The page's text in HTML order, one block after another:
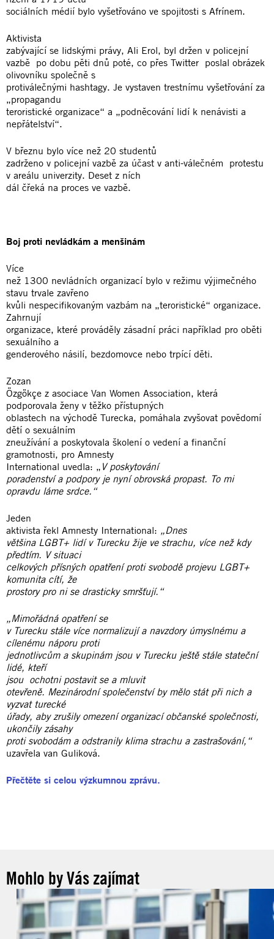
sociálních médií bylo vyšetřováno ve spojitosti s Afrínem.
Aktivista
zabývající se lidskými právy, Ali Erol, byl držen v policejní
vazbě po dobu pěti dnů poté, co přes Twitter poslal obrázek
olivovníku společně s
protiválečnými hashtagy. Je vystaven trestnímu vyšetřování za
„propagandu
teroristické organizace“ a „podněcování lidí k nenávisti a
nepřátelství“.
V březnu bylo více než 20 studentů
zadrženo v policejní vazbě za účast v anti-válečném protestu
v areálu univerzity. Deset z ních
dál čřeká na proces ve vazbě.
Boj proti nevládkám a menšinám
Více
než 1300 nevládních organizací bylo v režimu výjimečného
stavu trvale zavřeno
kvůli nespecifikovaným vazbám na „teroristické“ organizace.
Zahrnují
organizace, které prováděly zásadní práci například pro oběti
sexuálního a
genderového násilí, bezdomovce nebo trpící děti.
Zozan
Özgökçe z asociace Van Women Association, která
podporovala ženy v těžko přístupných
oblastech na východě Turecka, pomáhala zvyšovat povědomí
dětí o sexuálním
zneužívání a poskytovala školení o vedení a finanční
gramotnosti, pro Amnesty
International uvedla: „ V poskytování
poradenství a podpory je nyní obrovská propast. To mi
opravdu láme srdce.“
Jeden
aktivista řekl Amnesty International: „Dnes
většina LGBT+ lidí v Turecku žije ve strachu, více než kdy
předtím. V situaci
celkových přísných opatření proti svobodě projevu LGBT+
komunita cítí, že
prostory pro ni se drasticky smršťují.“
„Mimořádná opatření se
v Turecku stále více normalizují a navzdory úmyslnému a
cílenému náporu proti
jednotlivcům a skupinám jsou v Turecku ještě stále stateční
lidé, kteří
jsou ochotni postavit se a mluvit
otevřeně. Mezinárodní společenství by mělo stát při nich a
vyzvat turecké
úřady, aby zrušily omezení organizací občanské společnosti,
ukončily zásahy
proti svobodám a odstranily klima strachu a zastrašování,“
uzavřela van Guliková.
Přečtěte si celou výzkumnou zprávu.
Mohlo by Vás zajímat